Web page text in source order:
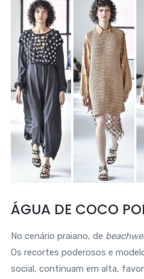
ÁGUA DE COCO
No cenário praiano, de
Os recortes poderosos e
social, continuam em alta,